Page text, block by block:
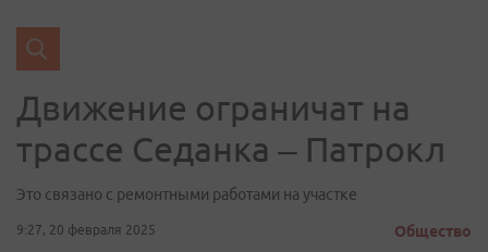
Движение ограничат на
трассе Седанка – Патрокл
Это связано с ремонтными работами на участке
9:27, 20 февраля 2025 Общество